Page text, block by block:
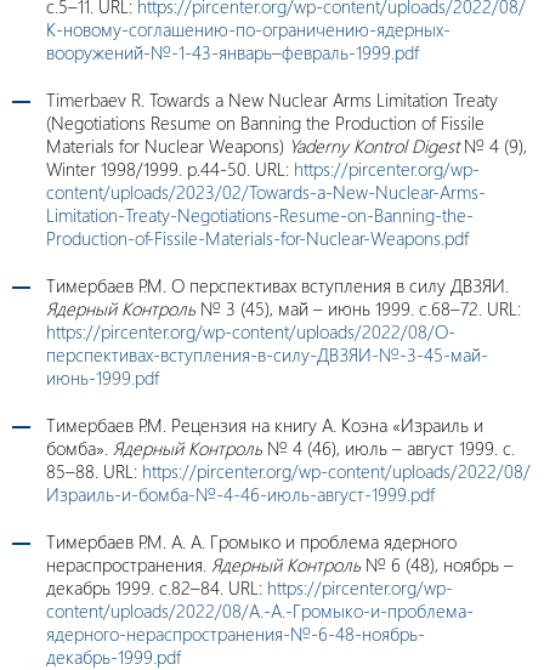
с.5–11. URL: https://pircenter.org/wp-content/uploads/2022/08/
К-новому-соглашению-по-ограничению-ядерных-
вооружений-№-1-43-январь–февраль-1999.pdf
Timerbaev R. Towards a New Nuclear Arms Limitation Treaty
(Negotiations Resume on Banning the Production of Fissile
Materials for Nuclear Weapons) Yaderny Kontrol Digest№ 4 (9),
Winter 1998/1999. p.44-50. URL: https://pircenter.org/wp-
content/uploads/2023/02/Towards-a-New-Nuclear-Arms-
Limitation-Treaty-Negotiations-Resume-on-Banning-the-
Production-of-Fissile-Materials-for-Nuclear-Weapons.pdf
Тимербаев Р.М. О перспективах вступления в силу ДВЗЯИ.
Ядерный Контроль № 3 (45), май – июнь 1999. c.68–72. URL:
https://pircenter.org/wp-content/uploads/2022/08/О-
перспективах-вступления-в-силу-ДВЗЯИ-№-3-45-май-
июнь-1999.pdf
Тимербаев Р.М. Рецензия на книгу А. Коэна «Израиль и
бомба». Ядерный Контроль № 4 (46), июль – август 1999. c.
85–88. URL: https://pircenter.org/wp-content/uploads/2022/08/
Израиль-и-бомба-№-4-46-июль-август-1999.pdf
Тимербаев Р.М. А. А. Громыко и проблема ядерного
нераспространения. Ядерный Контроль № 6 (48), ноябрь –
декабрь 1999. c.82–84. URL: https://pircenter.org/wp-
content/uploads/2022/08/А.-А.-Громыко-и-проблема-
ядерного-нераспространения-№-6-48-ноябрь-
декабрь-1999.pdf